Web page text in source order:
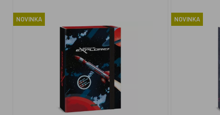
NOVINKA NOVINKA